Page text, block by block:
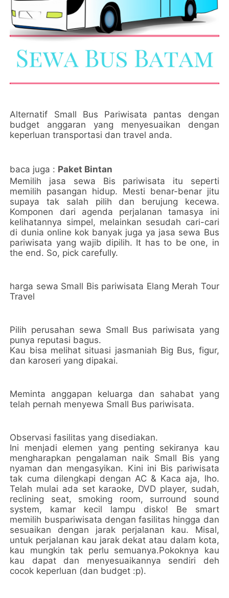
Alternatif Small Bus Pariwisata pantas dengan
budget anggaran yang menyesuaikan dengan
keperluan transportasi dan travel anda.
baca juga : Paket Bintan
Memilih jasa sewa Bis pariwisata itu seperti
memilih pasangan hidup. Mesti benar-benar jitu
supaya tak salah pilih dan berujung kecewa.
Komponen dari agenda perjalanan tamasya ini
kelihatannya simpel, melainkan sesudah cari-cari
di dunia online kok banyak juga ya jasa sewa Bus
pariwisata yang wajib dipilih. It has to be one, in
the end. So, pick carefully.
harga sewa Small Bis pariwisata Elang Merah Tour
Travel
Pilih perusahan sewa Small Bus pariwisata yang
punya reputasi bagus.
Kau bisa melihat situasi jasmaniah Big Bus, figur,
dan karoseri yang dipakai.
Meminta anggapan keluarga dan sahabat yang
telah pernah menyewa Small Bus pariwisata.
Observasi fasilitas yang disediakan.
Ini menjadi elemen yang penting sekiranya kau
mengharapkan pengalaman naik Small Bis yang
nyaman dan mengasyikan. Kini ini Bis pariwisata
tak cuma dilengkapi dengan AC & Kaca aja, lho.
Telah mulai ada set karaoke, DVD player, sudah,
reclining seat, smoking room, surround sound
system, kamar kecil lampu disko! Be smart
memilih buspariwisata dengan fasilitas hingga dan
sesuaikan dengan jarak perjalanan kau. Misal,
untuk perjalanan kau jarak dekat atau dalam kota,
kau mungkin tak perlu semuanya.Pokoknya kau
kau dapat dan menyesuaikannya sendiri deh
cocok keperluan (dan budget :p).